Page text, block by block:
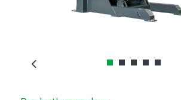
Previous